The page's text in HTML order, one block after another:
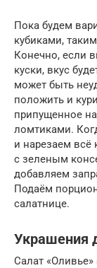
Пока будем
кубиками,
Конечно, если
куски, вкус
может быть
положить и
припущенное
ломтиками.
и нарезаем
с зеленым
добавляем
Подаём
салатнице.
Украшения
Салат